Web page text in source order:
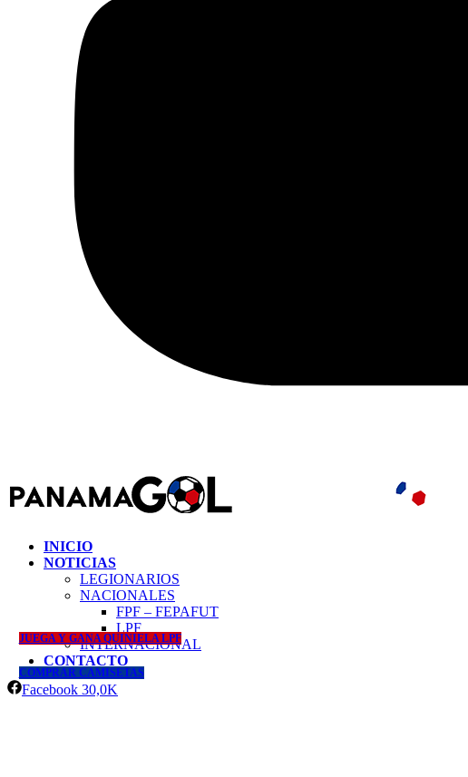
INICIO
NOTICIAS
LEGIONARIOS
NACIONALES
FPF – FEPAFUT
LPF
INTERNACIONAL
CONTACTO
JUEGA Y GANA QUINIELA LPF
COMPRAR CAMISETAS
Facebook 30,0K